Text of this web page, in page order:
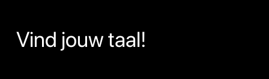
Vind jouw taal!